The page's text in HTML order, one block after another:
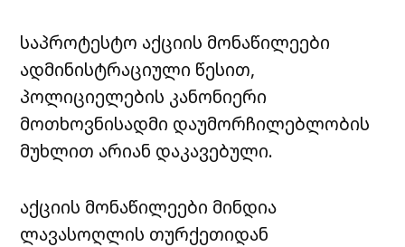
საპროტესტო აქციის მონაწილეები
ადმინისტრაციული წესით,
პოლიციელების კანონიერი
მოთხოვნისადმი დაუმორჩილებლობის
მუხლით არიან დაკავებული.
აქციის მონაწილეები მინდია
ლავასოღლის თურქეთიდან